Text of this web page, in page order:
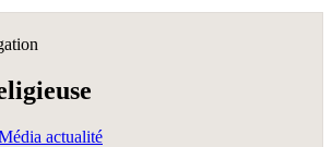
actualité